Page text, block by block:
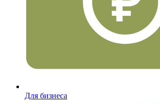
Для бизнеса